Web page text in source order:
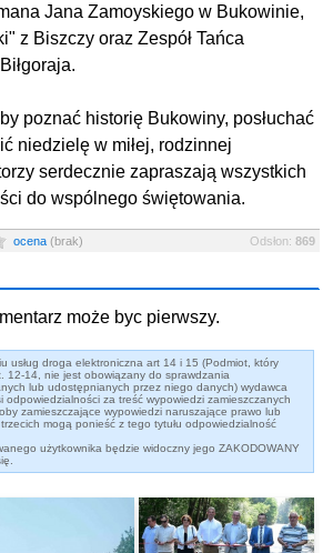
Jana Zamoyskiego w Bukowinie,
z Biszczy oraz Zespół Tańca
poznać historię Bukowiny, posłuchać
niedzielę w miłej, rodzinnej
serdecznie zapraszają wszystkich
do wspólnego świętowania.
ocena (brak) Odsłon: 869
może byc pierwszy.
usług droga elektroniczna art 14 i 15 (Podmiot, który
12-14, nie jest obowiązany do sprawdzania
lub udostępnianych przez niego danych) wydawca
za treść wypowiedzi zamieszczanych
zamieszczające wypowiedzi naruszające prawo lub
mogą ponieść z tego tytułu odpowiedzialność
użytkownika będzie widoczny jego ZAKODOWANY